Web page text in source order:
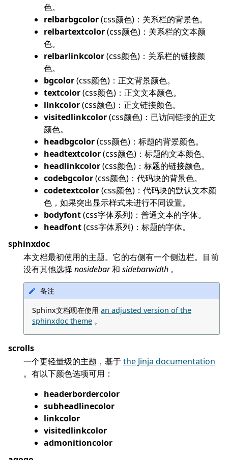
色。
relbarbgcolor(css颜色)：关系栏的背景色。
relbartextcolor(css颜色)：关系栏的文本颜
色。
relbarlinkcolor(css颜色)：关系栏的链接颜
色。
bgcolor(css颜色)：正文背景颜色。
textcolor(css颜色)：正文文本颜色。
linkcolor(css颜色)：正文链接颜色。
visitedlinkcolor(css颜色)：已访问链接的正文
颜色。
headbgcolor(css颜色)：标题的背景颜色。
headtextcolor(css颜色)：标题的文本颜色。
headlinkcolor(css颜色)：标题的链接颜色。
codebgcolor(css颜色)：代码块的背景色。
codetextcolor(css颜色)：代码块的默认文本颜
色，如果突出显示样式未进行不同设置。
bodyfont(css字体系列)：普通文本的字体。
headfont(css字体系列)：标题的字体。
sphinxdoc
本文档最初使用的主题。它的右侧有一个侧边栏。目前
没有其他选择 nosidebar和 sidebarwidth 。
备注
Sphinx文档现在使用 an adjusted version of the
sphinxdoc theme 。
scrolls
一个更轻量级的主题，基于the Jinja documentation
。有以下颜色选项可用：
headerbordercolor
subheadlinecolor
linkcolor
visitedlinkcolor
admonitioncolor